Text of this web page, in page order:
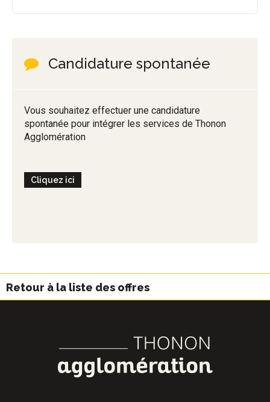
Candidature spontanée
Vous souhaitez effectuer une candidature
spontanée pour intégrer les services de Thonon
Agglomération
Cliquez ici
Retour à la liste des offres